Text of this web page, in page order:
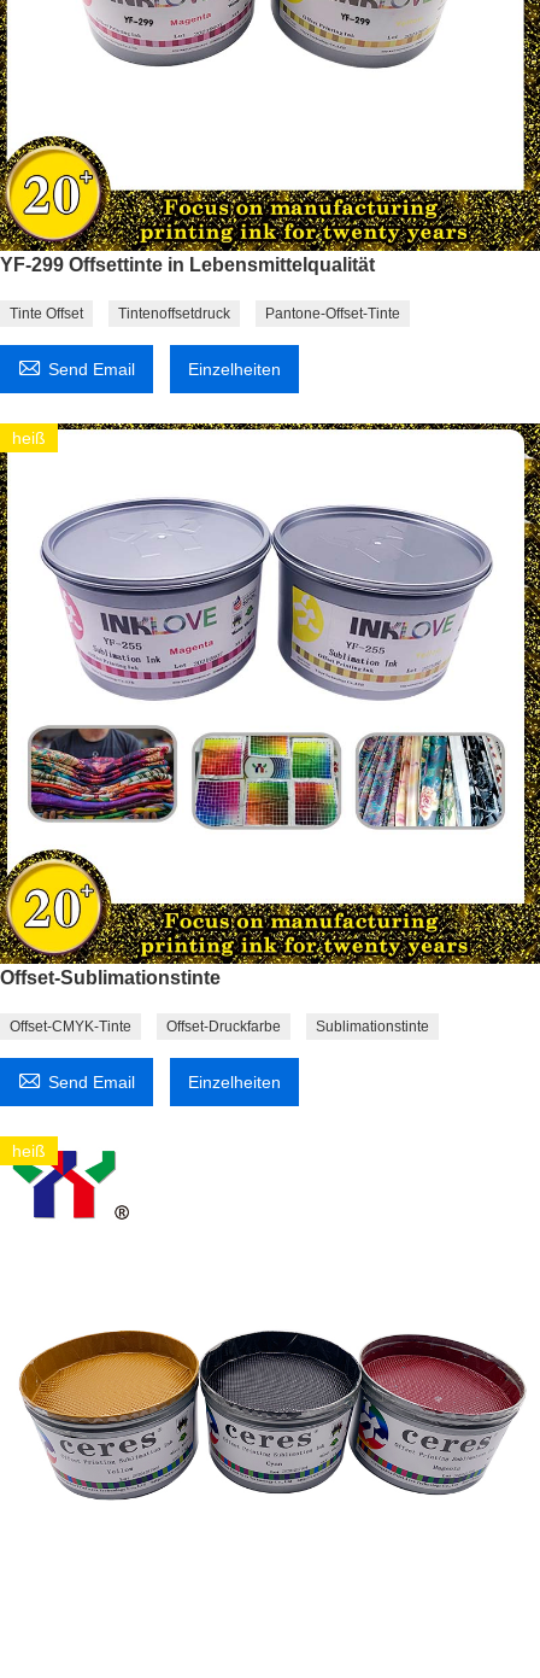
YF-299 Offsettinte in Lebensmittelqualität
Tinte Offset Tintenoffsetdruck Pantone-Offset-Tinte
 Send Email Einzelheiten
heiß
Offset-Sublimationstinte
Offset-CMYK-Tinte Offset-Druckfarbe Sublimationstinte
 Send Email Einzelheiten
heiß